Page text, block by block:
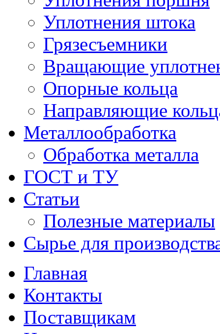
Уплотнения штока
Грязесъемники
Вращающие
Опорные кольца
Направляющие
Металлообработка
Обработка металла
ГОСТ и ТУ
Статьи
Полезные материалы
Сырье для
Главная
Контакты
Поставщикам